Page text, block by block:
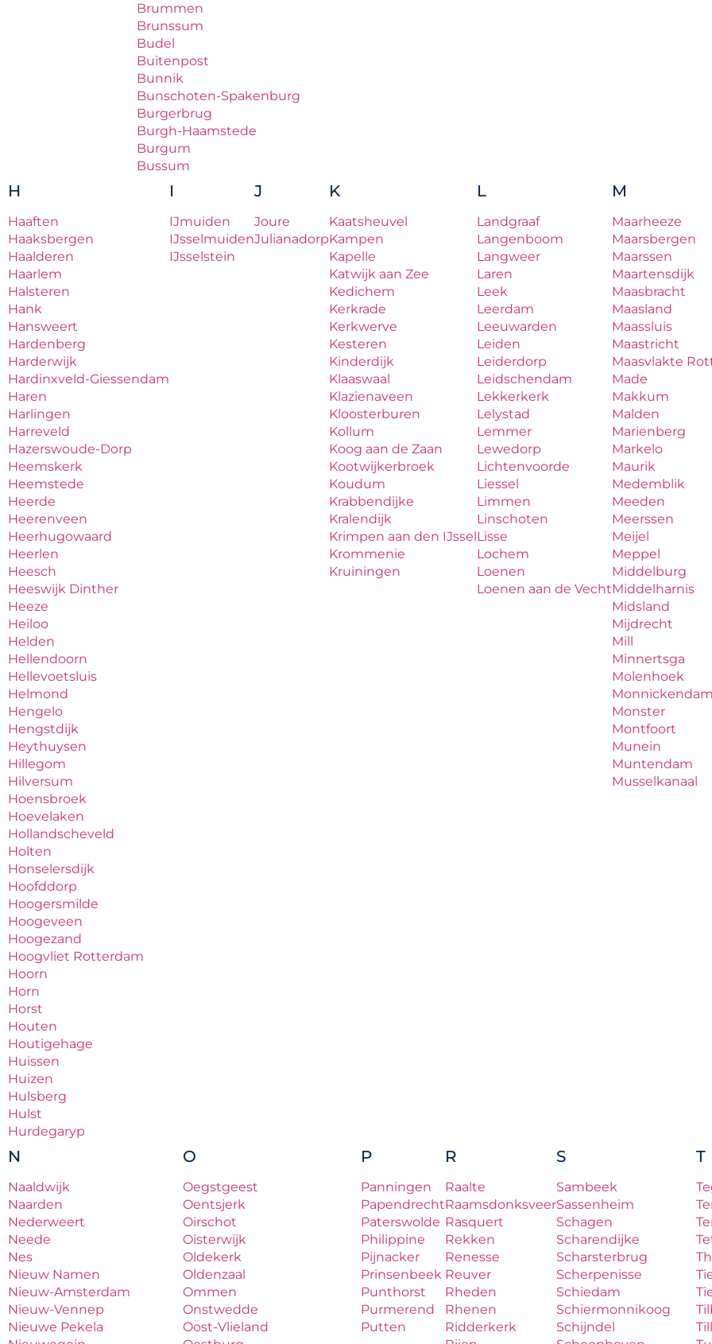
Brummen
Brunssum
Budel
Buitenpost
Bunnik
Bunschoten-Spakenburg
Burgerbrug
Burgh-Haamstede
Burgum
Bussum
H
Haaften
Haaksbergen
Haalderen
Haarlem
Halsteren
Hank
Hansweert
Hardenberg
Harderwijk
Hardinxveld-Giessendam
Haren
Harlingen
Harreveld
Hazerswoude-Dorp
Heemskerk
Heemstede
Heerde
Heerenveen
Heerhugowaard
Heerlen
Heesch
Heeswijk Dinther
Heeze
Heiloo
Helden
Hellendoorn
Hellevoetsluis
Helmond
Hengelo
Hengstdijk
Heythuysen
Hillegom
Hilversum
Hoensbroek
Hoevelaken
Hollandscheveld
Holten
Honselersdijk
Hoofddorp
Hoogersmilde
Hoogeveen
Hoogezand
Hoogvliet Rotterdam
Hoorn
Horn
Horst
Houten
Houtigehage
Huissen
Huizen
Hulsberg
Hulst
Hurdegaryp
I
IJmuiden
IJsselmuiden
IJsselstein
J
Joure
Julianadorp
K
Kaatsheuvel
Kampen
Kapelle
Katwijk aan Zee
Kedichem
Kerkrade
Kerkwerve
Kesteren
Kinderdijk
Klaaswaal
Klazienaveen
Kloosterburen
Kollum
Koog aan de Zaan
Kootwijkerbroek
Koudum
Krabbendijke
Kralendijk
Krimpen aan den IJssel
Krommenie
Kruiningen
L
Landgraaf
Langenboom
Langweer
Laren
Leek
Leerdam
Leeuwarden
Leiden
Leiderdorp
Leidschendam
Lekkerkerk
Lelystad
Lemmer
Lewedorp
Lichtenvoorde
Liessel
Limmen
Linschoten
Lisse
Lochem
Loenen
Loenen aan de Vecht
M
Maarheeze
Maarsbergen
Maarssen
Maartensdijk
Maasbracht
Maasland
Maassluis
Maastricht
Maasvlakte
Made
Makkum
Malden
Marienberg
Markelo
Maurik
Medemblik
Meeden
Meerssen
Meijel
Meppel
Middelburg
Middelharnis
Midsland
Mijdrecht
Mill
Minnertsga
Molenhoek
Monnickendam
Monster
Montfoort
Munein
Muntendam
Musselkanaal
N
Naaldwijk
Naarden
Nederweert
Neede
Nes
Nieuw Namen
Nieuw-Amsterdam
Nieuw-Vennep
Nieuwe Pekela
O
Oegstgeest
Oentsjerk
Oirschot
Oisterwijk
Oldekerk
Oldenzaal
Ommen
Onstwedde
Oost-Vlieland
P
Panningen
Papendrecht
Paterswolde
Philippine
Pijnacker
Prinsenbeek
Punthorst
Purmerend
Putten
R
Raalte
Raamsdonksveer
Rasquert
Rekken
Renesse
Reuver
Rheden
Rhenen
Ridderkerk
S
Sambeek
Sassenheim
Schagen
Scharendijke
Scharsterbrug
Scherpenisse
Schiedam
Schiermonnikoog
Schijndel
T